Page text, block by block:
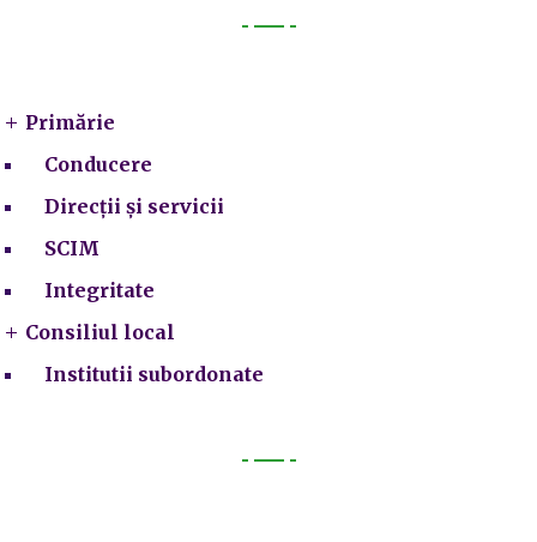
Primărie
Conducere
Direcții și servicii
SCIM
Integritate
Consiliul local
Institutii subordonate